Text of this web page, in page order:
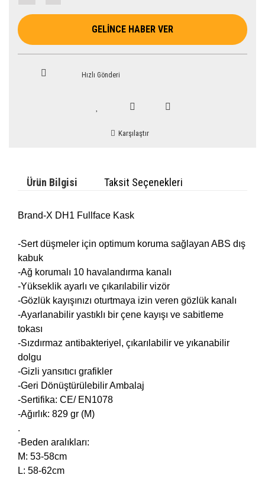
GELİNCE HABER VER
Hızlı Gönderi
Karşılaştır
Ürün Bilgisi Taksit Seçenekleri
Brand-X DH1 Fullface Kask
-Sert düşmeler için optimum koruma sağlayan ABS dış
kabuk
-Ağ korumalı 10 havalandırma kanalı
-Yükseklik ayarlı ve çıkarılabilir vizör
-Gözlük kayışınızı oturtmaya izin veren gözlük kanalı
-Ayarlanabilir yastıklı bir çene kayışı ve sabitleme
tokası
-Sızdırmaz antibakteriyel, çıkarılabilir ve yıkanabilir
dolgu
-Gizli yansıtıcı grafikler
-Geri Dönüştürülebilir Ambalaj
-Sertifika: CE/ EN1078
-Ağırlık: 829 gr (M)
.
-Beden aralıkları:
M: 53-58cm
L: 58-62cm